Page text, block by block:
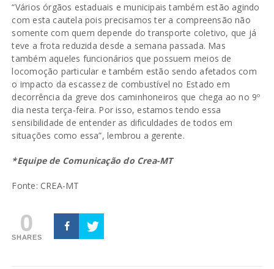
“Vários órgãos estaduais e municipais também estão agindo
com esta cautela pois precisamos ter a compreensão não
somente com quem depende do transporte coletivo, que já
teve a frota reduzida desde a semana passada. Mas
também aqueles funcionários que possuem meios de
locomoção particular e também estão sendo afetados com
o impacto da escassez de combustível no Estado em
decorrência da greve dos caminhoneiros que chega ao no 9º
dia nesta terça-feira. Por isso, estamos tendo essa
sensibilidade de entender as dificuldades de todos em
situações como essa”, lembrou a gerente.
*Equipe de Comunicação do Crea-MT
Fonte: CREA-MT
0
SHARES